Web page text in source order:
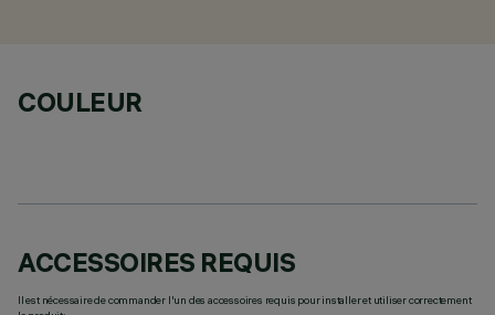
COULEUR
ACCESSOIRES REQUIS
Il est nécessaire de commander l'un des accessoires requis pour installer et utiliser correctement